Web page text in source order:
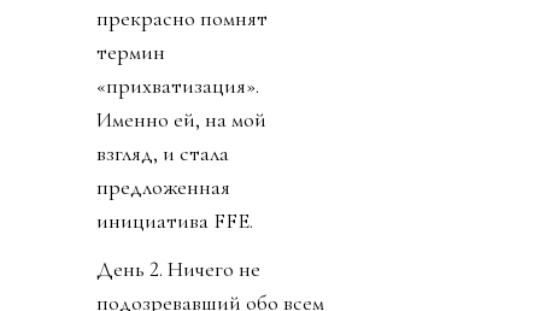
прекрасно помнят
термин
«прихватизация».
Именно ей, на мой
взгляд, и стала
предложенная
инициатива FFE.
День 2. Ничего не
подозревавший обо всем